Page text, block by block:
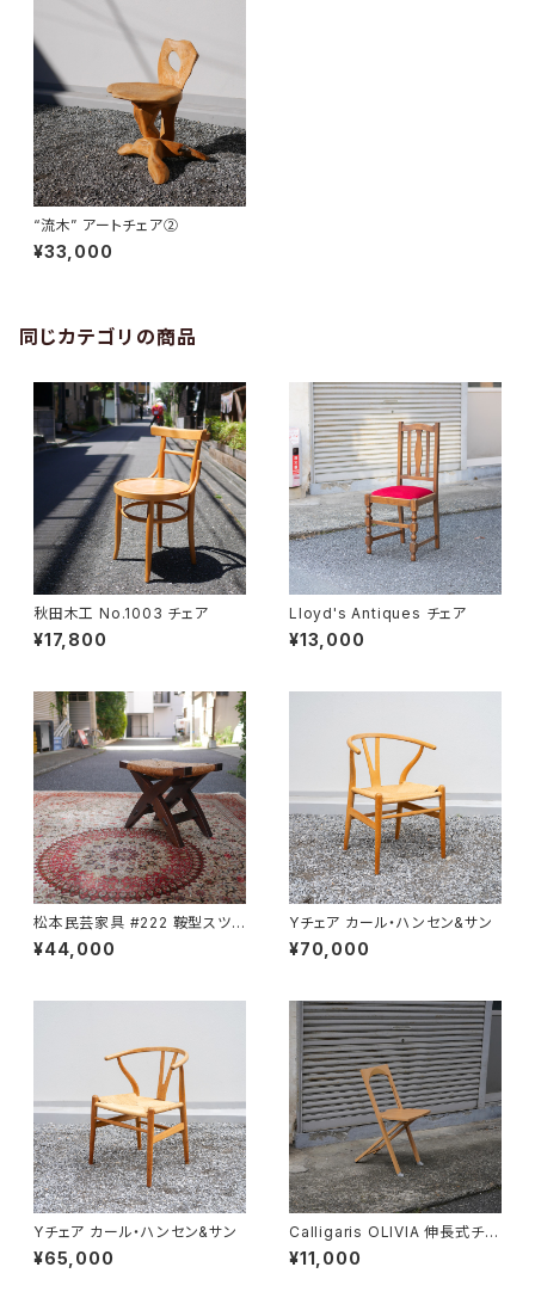
“流木” アートチェア②
¥33,000
同じカテゴリの商品
秋田木工 No.1003 チェア
¥17,800
Lloyd's Antiques チェア
¥13,000
松本民芸家具 #222 鞍型スツ
ール
¥44,000
Yチェア カール・ハンセン&サン
¥70,000
Yチェア カール・ハンセン&サン
¥65,000
Calligaris OLIVIA 伸長式チェ
ア
¥11,000